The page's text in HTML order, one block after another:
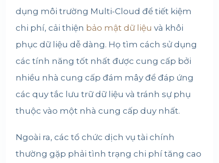
dụng môi trường Multi-Cloud để tiết kiệm
chi phí, cải thiện bảo mật dữ liệu và khôi
phục dữ liệu dễ dàng. Họ tìm cách sử dụng
các tính năng tốt nhất được cung cấp bởi
nhiều nhà cung cấp đám mây để đáp ứng
các quy tắc lưu trữ dữ liệu và tránh sự phụ
thuộc vào một nhà cung cấp duy nhất.
Ngoài ra, các tổ chức dịch vụ tài chính
thường gặp phải tình trạng chi phí tăng cao